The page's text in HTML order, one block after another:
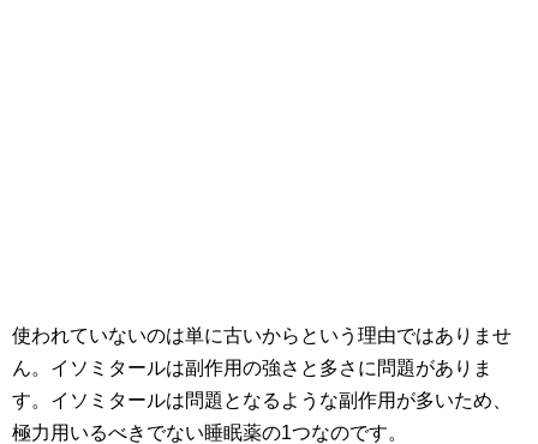
使われていないのは単に古いからという理由ではありませ
ん。イソミタールは副作用の強さと多さに問題がありま
す。イソミタールは問題となるような副作用が多いため、
極力用いるべきでない睡眠薬の1つなのです。